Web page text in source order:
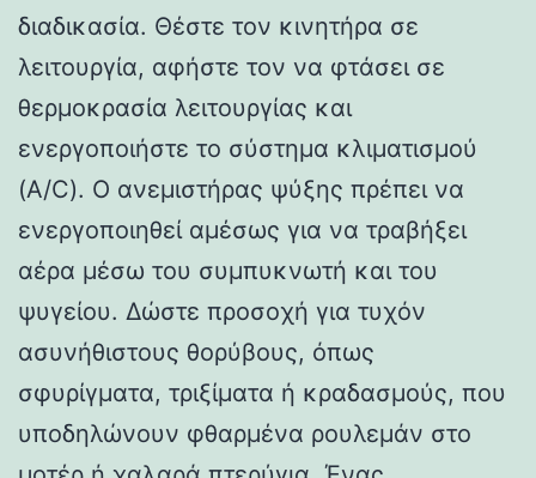
διαδικασία. Θέστε τον κινητήρα σε
λειτουργία, αφήστε τον να φτάσει σε
θερμοκρασία λειτουργίας και
ενεργοποιήστε το σύστημα κλιματισμού
(A/C). Ο ανεμιστήρας ψύξης πρέπει να
ενεργοποιηθεί αμέσως για να τραβήξει
αέρα μέσω του συμπυκνωτή και του
ψυγείου. Δώστε προσοχή για τυχόν
ασυνήθιστους θορύβους, όπως
σφυρίγματα, τριξίματα ή κραδασμούς, που
υποδηλώνουν φθαρμένα ρουλεμάν στο